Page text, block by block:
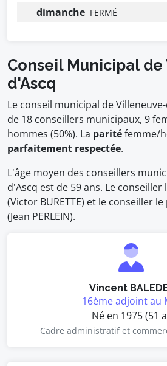
dimanche FERMÉ
Conseil Municipal
d'Ascq
Le conseil municipal de
de 18 conseillers municipaux, 9
hommes (50%). La paritéfemme/
parfaitement respectée.
L'âge moyen des conseillers
d'Ascq est de 59 ans. Le conseiller
(Victor BURETTE) et le conseiller
(Jean PERLEIN).
Vincent
16ème adjoint au
Né en 1975 (51
Cadre administratif et